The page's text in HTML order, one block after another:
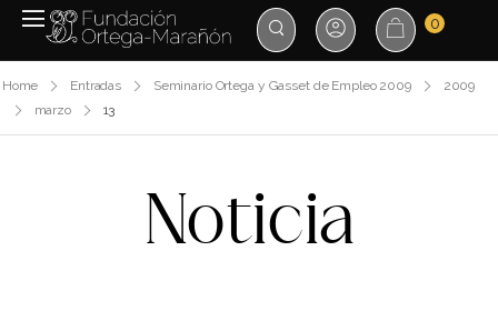
0
Home Entradas Seminario Ortega y Gasset de Empleo 2009
2009
marzo
13
Noticia